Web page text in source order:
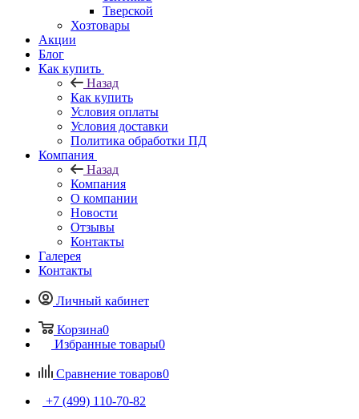
Тверской
Хозтовары
Акции
Блог
Как купить
Назад
Как купить
Условия оплаты
Условия доставки
Политика обработки ПД
Компания
Назад
Компания
О компании
Новости
Отзывы
Контакты
Галерея
Контакты
Личный кабинет
Корзина0
Избранные товары0
Сравнение товаров0
+7 (499) 110-70-82